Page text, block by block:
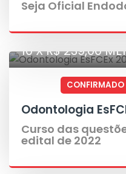
Seja Oficial
10 X R$ 239,00
CONFIRMADO
Odontologia
Curso das
edital de 2022